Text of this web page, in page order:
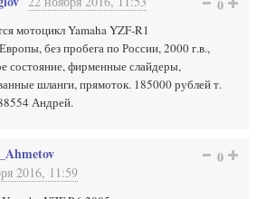
0
мотоцикл Yamaha YZF-R1
без пробега по России, 2000 г.в.,
состояние, фирменные слайдеры,
шланги, прямоток. 185000 рублей т.
Андрей.
2016, 11:59
0